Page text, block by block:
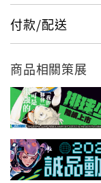
付款/配送
商品相關策展